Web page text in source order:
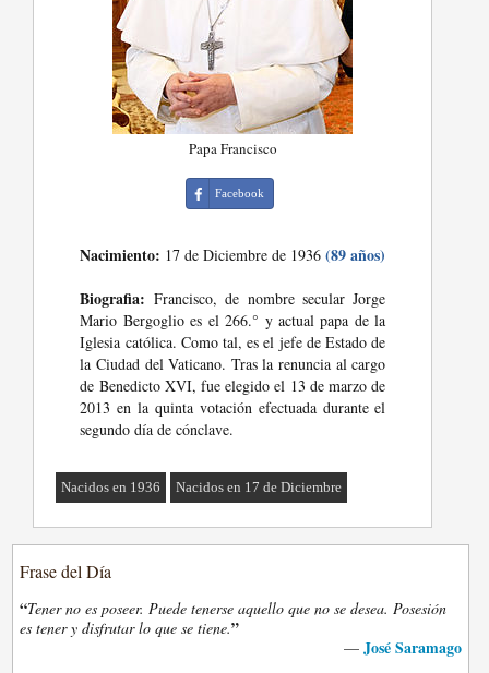
Papa Francisco
Facebook
Nacimiento: 17 de Diciembre de 1936(89 años)
Biografia: Francisco, de nombre secular Jorge
Mario Bergoglio es el 266.° y actual papa de la
Iglesia católica. Como tal, es el jefe de Estado de
la Ciudad del Vaticano. Tras la renuncia al cargo
de Benedicto XVI, fue elegido el 13 de marzo de
2013 en la quinta votación efectuada durante el
segundo día de cónclave.
Nacidos en 1936 Nacidos en 17 de Diciembre
Frase del Día
“Tener no es poseer. Puede tenerse aquello que no se desea. Posesión
es tener y disfrutar lo que se tiene.”
— José Saramago